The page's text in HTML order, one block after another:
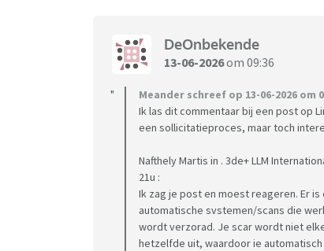
DeOnbekende
13-06-2026om 09:36
Meander schreef op 13-06-2026 om
Ik las dit commentaar bij een post op
een sollicitatieproces, maar toch
Nafthely Martis in . 3de+ LLM
21u :
Ik zag je post en moest reageren. Er
automatische svstemen/scans die
wordt verzorad. Je scar wordt niet
hetzelfde uit, waardoor ie